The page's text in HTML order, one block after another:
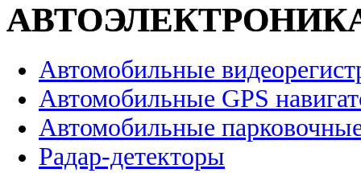
Автомобильные
Автомобильные GPS
Автомобильные
Радар-детекторы